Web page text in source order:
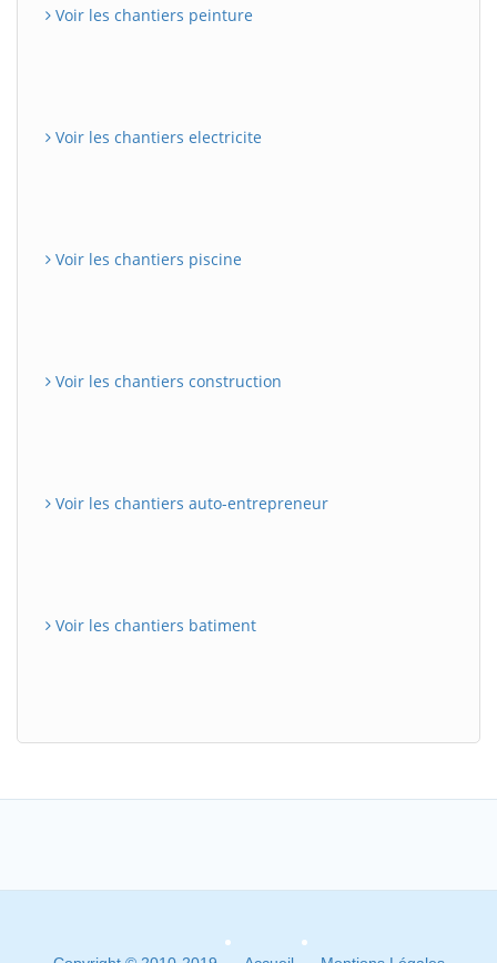
Voir les chantiers peinture
Voir les chantiers electricite
Voir les chantiers piscine
Voir les chantiers construction
Voir les chantiers auto-entrepreneur
Voir les chantiers batiment